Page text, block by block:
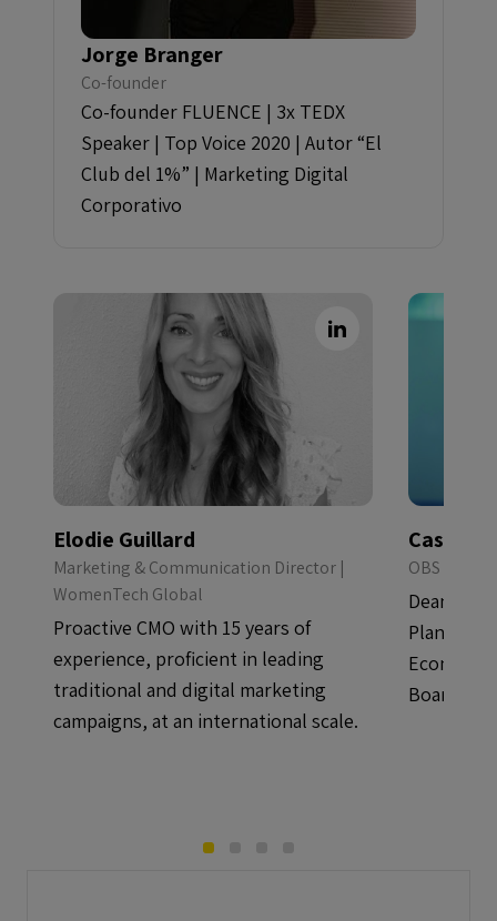
Jorge Branger
Co-founder
Co-founder FLUENCE | 3x TEDX
Speaker | Top Voice 2020 | Autor “El
Club del 1%” | Marketing Digital
Corporativo
Elodie Guillard
Marketing & Communication Director |
WomenTech Global
Proactive CMO with 15 years of
experience, proficient in leading
traditional and digital marketing
campaigns, at an international scale.
Casilda
OBS
Dean
Planeta)/
Board